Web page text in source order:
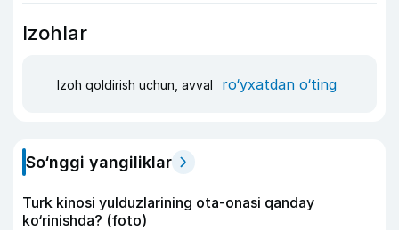
Izohlar
Izoh qoldirish uchun, avval ro‘yxatdan o‘ting
So‘nggi yangiliklar
Turk kinosi yulduzlarining ota-onasi qanday
ko‘rinishda? (foto)